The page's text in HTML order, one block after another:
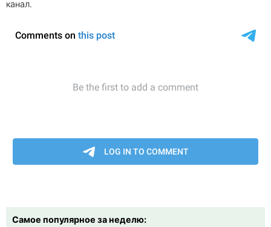
канал.
Самое популярное за неделю: